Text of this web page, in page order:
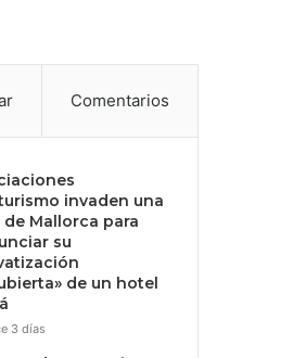
Comentarios
invaden una
de Mallorca para
su
de un hotel
3 días